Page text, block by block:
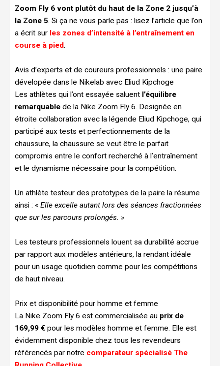
Zoom Fly 6 vont plutôt du haut de la Zone 2 jusqu’à
la Zone 5. Si ça ne vous parle pas : lisez l’article que l’on
a écrit sur les zones d’intensité à l’entraînement en
course à pied.
Avis d’experts et de coureurs professionnels : une paire
dévelopée dans le Nikelab avec Eliud Kipchoge
Les athlètes qui l’ont essayée saluent l’équilibre
remarquable de la Nike Zoom Fly 6. Designée en
étroite collaboration avec la légende Eliud Kipchoge, qui
participé aux tests et perfectionnements de la
chaussure, la chaussure se veut être le parfait
compromis entre le confort recherché à l’entraînement
et le dynamisme nécessaire pour la compétition.
Un athlète testeur des prototypes de la paire la résume
ainsi : « Elle excelle autant lors des séances fractionnées
que sur les parcours prolongés. »
Les testeurs professionnels louent sa durabilité accrue
par rapport aux modèles antérieurs, la rendant idéale
pour un usage quotidien comme pour les compétitions
de haut niveau.
Prix et disponibilité pour homme et femme
La Nike Zoom Fly 6 est commercialisée au prix de
169,99 € pour les modèles homme et femme. Elle est
évidemment disponible chez tous les revendeurs
référencés par notre comparateur spécialisé The